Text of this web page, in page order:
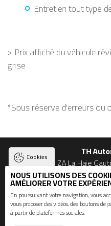
Entretien tout type
> Prix affiché du véhicule
grise
*Sous réserve d'erreurs ou
TH
23 ZA La Haie
02 90 56 09
Suivez-
Cookies
NOUS UTILISONS DES
AMÉLIORER VOTRE
En poursuivant votre navigation, vous
vous proposer des vidéos, des boutons
à partir de plateformes sociales.